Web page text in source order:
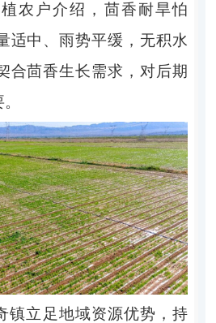
农户介绍，茴香耐旱怕
适中、雨势平缓，无积水
合茴香生长需求，对后期
镇立足地域资源优势，持